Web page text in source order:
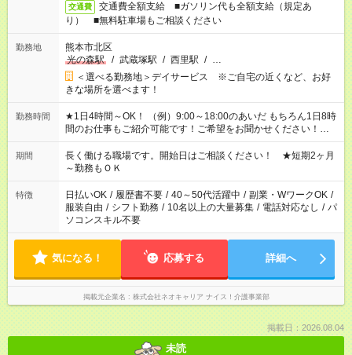
交通費
交通費全額支給 ■ガソリン代も全額支給（規定あ
り） ■無料駐車場もご相談ください
勤務地
熊本市北区
光の森駅
/ 武蔵塚駅 / 西里駅 / …
＜選べる勤務地＞デイサービス ※ご自宅の近くなど、お好
きな場所を選べます！
勤務時間
★1日4時間～OK！ （例）9:00～18:00のあいだ もちろん1日8時
間のお仕事もご紹介可能です！ご希望をお聞かせください！★家
庭の都合でお休みが必要な場合も遠慮なくご相談ください。 ※
週最低15時間以上の勤務が必要です
期間
長く働ける職場です。開始日はご相談ください！ ★短期2ヶ月
～勤務もＯＫ
特徴 日払いOK / 履歴書不要 / 40～50代活躍中 / 副業・WワークOK /
服装自由 / シフト勤務 / 10名以上の大量募集 / 電話対応なし / パ
ソコンスキル不要
気になる！ 応募する 詳細へ
掲載元企業名 株式会社ネオキャリア ナイス！介護事業部
掲載日：2026.08.04
未読